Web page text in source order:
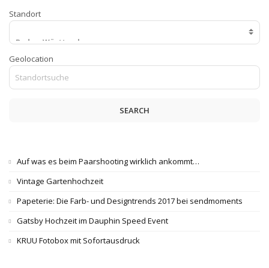
Standort
Geolocation
SEARCH
Auf was es beim Paarshooting wirklich ankommt…
Vintage Gartenhochzeit
Papeterie: Die Farb- und Designtrends 2017 bei sendmoments
Gatsby Hochzeit im Dauphin Speed Event
KRUU Fotobox mit Sofortausdruck